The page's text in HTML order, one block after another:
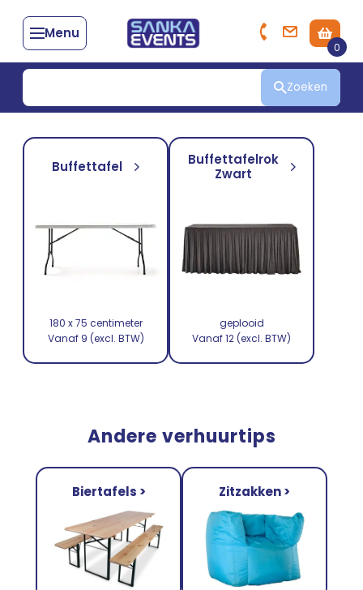
Menu
0
Zoeken
Buffettafel
180 x 75 centimeter
Vanaf 9 (excl. BTW)
Buffettafelrok
Zwart
geplooid
Vanaf 12 (excl. BTW)
Andere verhuurtips
Biertafels > Zitzakken >